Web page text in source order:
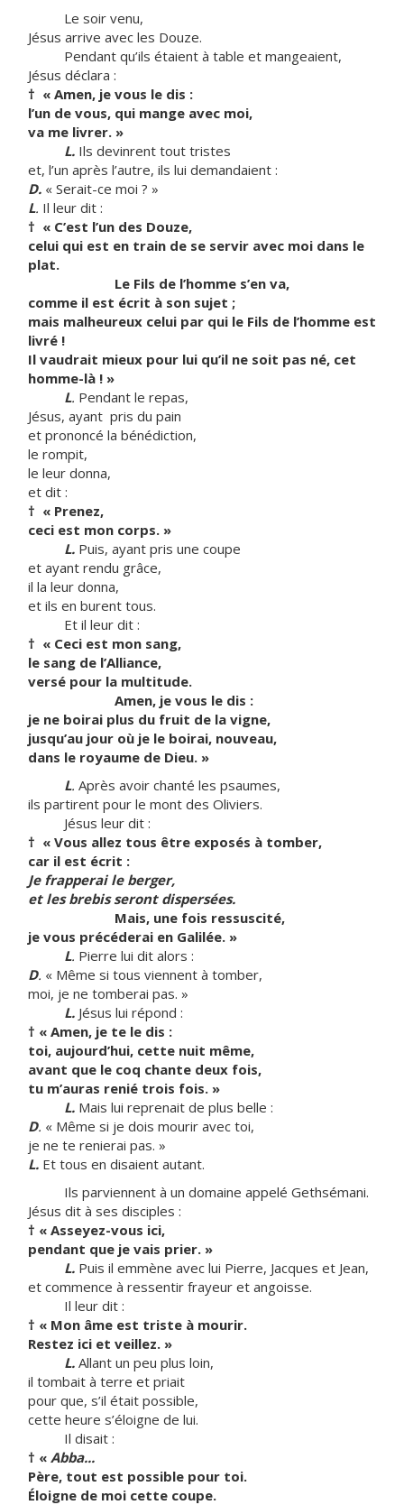
Le soir venu,
Jésus arrive avec les Douze.
Pendant qu’ils étaient à table et mangeaient,
Jésus déclara :
† « Amen, je vous le dis :
l’un de vous, qui mange avec moi,
va me livrer. »
L. Ils devinrent tout tristes
et, l’un après l’autre, ils lui demandaient :
D. « Serait-ce moi ? »
L. Il leur dit :
† « C’est l’un des Douze,
celui qui est en train de se servir avec moi dans le
plat.
Le Fils de l’homme s’en va,
comme il est écrit à son sujet ;
mais malheureux celui par qui le Fils de l’homme est
livré !
Il vaudrait mieux pour lui qu’il ne soit pas né, cet
homme-là ! »
L. Pendant le repas,
Jésus, ayant pris du pain
et prononcé la bénédiction,
le rompit,
le leur donna,
et dit :
† « Prenez,
ceci est mon corps. »
L. Puis, ayant pris une coupe
et ayant rendu grâce,
il la leur donna,
et ils en burent tous.
Et il leur dit :
† « Ceci est mon sang,
le sang de l’Alliance,
versé pour la multitude.
Amen, je vous le dis :
je ne boirai plus du fruit de la vigne,
jusqu’au jour où je le boirai, nouveau,
dans le royaume de Dieu. »
L. Après avoir chanté les psaumes,
ils partirent pour le mont des Oliviers.
Jésus leur dit :
† « Vous allez tous être exposés à tomber,
car il est écrit :
Je frapperai le berger,
et les brebis seront dispersées.
Mais, une fois ressuscité,
je vous précéderai en Galilée. »
L. Pierre lui dit alors :
D. « Même si tous viennent à tomber,
moi, je ne tomberai pas. »
L. Jésus lui répond :
† « Amen, je te le dis :
toi, aujourd’hui, cette nuit même,
avant que le coq chante deux fois,
tu m’auras renié trois fois. »
L. Mais lui reprenait de plus belle :
D. « Même si je dois mourir avec toi,
je ne te renierai pas. »
L. Et tous en disaient autant.
Ils parviennent à un domaine appelé Gethsémani.
Jésus dit à ses disciples :
† « Asseyez-vous ici,
pendant que je vais prier. »
L. Puis il emmène avec lui Pierre, Jacques et Jean,
et commence à ressentir frayeur et angoisse.
Il leur dit :
† « Mon âme est triste à mourir.
Restez ici et veillez. »
L. Allant un peu plus loin,
il tombait à terre et priait
pour que, s’il était possible,
cette heure s’éloigne de lui.
Il disait :
† « Abba...
Père, tout est possible pour toi.
Éloigne de moi cette coupe.